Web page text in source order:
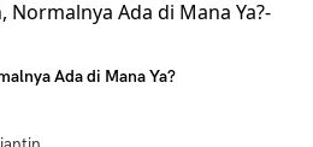
Ada di Mana Ya?